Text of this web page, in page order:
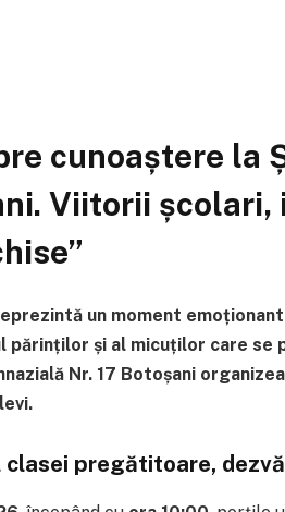
cunoaștere la
Viitorii
un moment
părinților și al micuților care se
Nr. 17 Botoșani
clasei pregătitoare,